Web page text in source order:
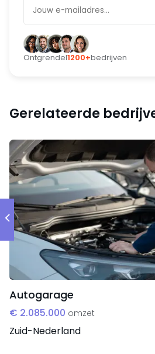
Ontgrendel1200+bedrijven
Gerelateerde
Autogarage
€ 2.085.000 omzet
Zuid-Nederland